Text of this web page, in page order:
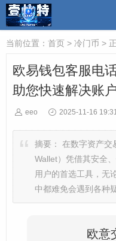
当前位置： 首页 > 冷门币 >
欧易钱包客服电
助您快速解决账
eeo 2025-11-16
摘要：
在数字资产交
Wallet）凭借其安全
用户的首选工具，无
中都难免会遇到各种
欧意